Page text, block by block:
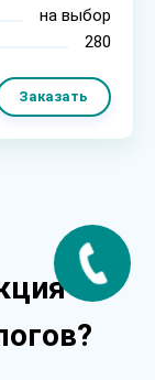
на выбор
280
Заказать